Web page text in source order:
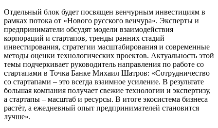
Отдельный блок будет посвящен венчурным инвестициям в
рамках потока от «Нового русского венчура». Эксперты и
предприниматели обсудят модели взаимодействия
корпораций и стартапов, тренды ранних стадий
инвестирования, стратегии масштабирования и современные
методы оценки технологических проектов. Актуальность этой
темы подчеркивает руководитель направления по работе со
стартапами в Точка Банке Михаил Шатров: «Сотрудничество
со стартапами – это всегда взаимное усиление. В результате
большая компания получает свежие технологии и экспертизу,
а стартапы ­– масштаб и ресурсы. В итоге экосистема бизнеса
растёт, а ежедневный опыт предпринимателей становится
лучше».